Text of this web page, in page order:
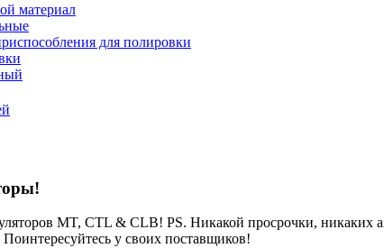
материал
для полировки
MT, CTL & CLB! PS. Никакой просрочки,
у своих поставщиков!